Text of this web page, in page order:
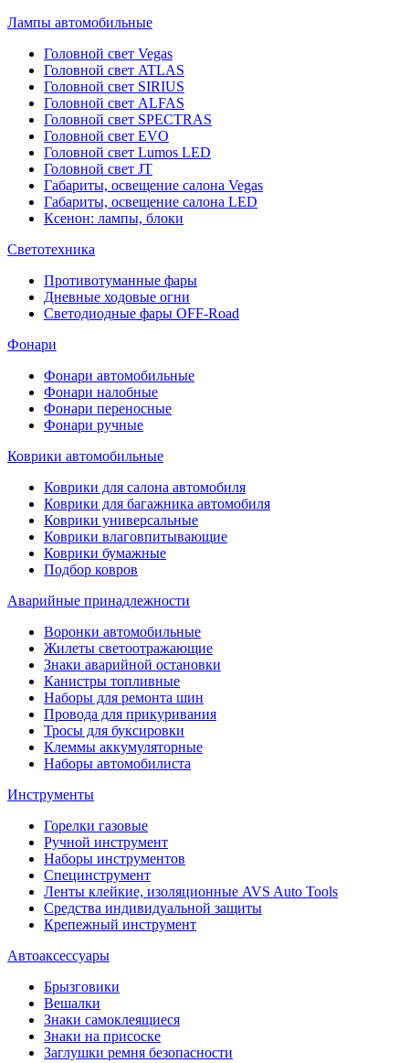
Лампы автомобильные
Головной свет Vegas
Головной свет ATLAS
Головной свет SIRIUS
Головной свет ALFAS
Головной свет SPECTRAS
Головной свет EVO
Головной свет Lumos LED
Головной свет JT
Габариты, освещение салона Vegas
Габариты, освещение салона LED
Ксенон: лампы, блоки
Светотехника
Противотуманные фары
Дневные ходовые огни
Светодиодные фары OFF-Road
Фонари
Фонари автомобильные
Фонари налобные
Фонари переносные
Фонари ручные
Коврики автомобильные
Коврики для салона автомобиля
Коврики для багажника автомобиля
Коврики универсальные
Коврики влаговпитывающие
Коврики бумажные
Подбор ковров
Аварийные принадлежности
Воронки автомобильные
Жилеты светоотражающие
Знаки аварийной остановки
Канистры топливные
Наборы для ремонта шин
Провода для прикуривания
Тросы для буксировки
Клеммы аккумуляторные
Наборы автомобилиста
Инструменты
Горелки газовые
Ручной инструмент
Наборы инструментов
Специнструмент
Ленты клейкие, изоляционные AVS Auto Tools
Средства индивидуальной защиты
Крепежный инструмент
Автоаксессуары
Брызговики
Вешалки
Знаки самоклеящиеся
Знаки на присоске
Заглушки ремня безопасности